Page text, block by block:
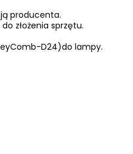
producenta.
złożenia sprzętu.
D24)do lampy.